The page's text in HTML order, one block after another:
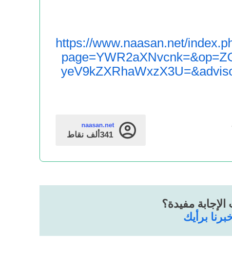
https://www.naasan.net/
naasan.net
341ألف نقاط
مفيدة؟
برأيك